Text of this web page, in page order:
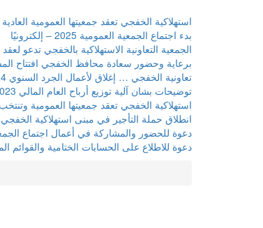
استهلاكية الخفجي تعقد جمعيتها العمومية العادية 2025 – إلكترونيًا
بدء اجتماع الجمعية العمومية 2025 – إلكترونيًا
الجمعية التعاونية الاستهلاكية بالخفجي تدعو لعقد اجتماع
برعاية وحضور سعادة محافظ الخفجي افتتاح
تعاونية الخفجي … إغلاق لأعمال الجرد السنوي 2024
توضيحات بشان آلية توزيع أرباح العام المالي 2023
استهلاكية الخفجي تعقد جمعيتها العمومية
انطلاق حملة التأجير في مبنى استهلاكية
دعوة للحضور والمشاركة في أعمال اجتماع الجمعية
دعوة للاطلاع على الحسابات الختامية والقوائم